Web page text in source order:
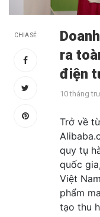
CHIA SẺ
ra
điện
10 tháng